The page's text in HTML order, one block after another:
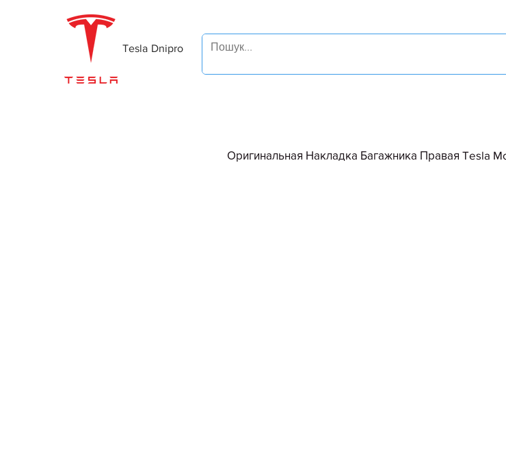
Tesla Dnipro
Оригинальная Накладка Багажника Правая Tesla